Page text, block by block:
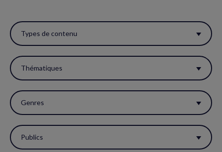
ces
filtres
pour
réactualiser
la
page.
Types de contenu
Thématiques
Genres
Publics